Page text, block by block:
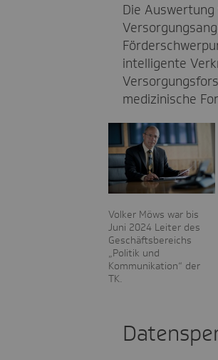
Die
intelligente
medizinische
Volker Möws war bis
Juni 2024 Leiter des
Geschäftsbereichs
„Politik und
Kommunikation“ der
TK.